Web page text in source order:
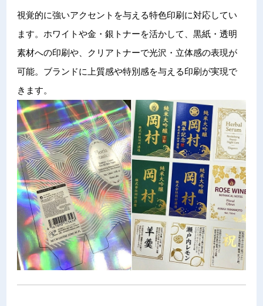
視覚的に強いアクセントを与える特色印刷に対応してい
ます。ホワイトや金・銀トナーを活かして、黒紙・透明
素材への印刷や、クリアトナーで光沢・立体感の表現が
可能。ブランドに上質感や特別感を与える印刷が実現で
きます。